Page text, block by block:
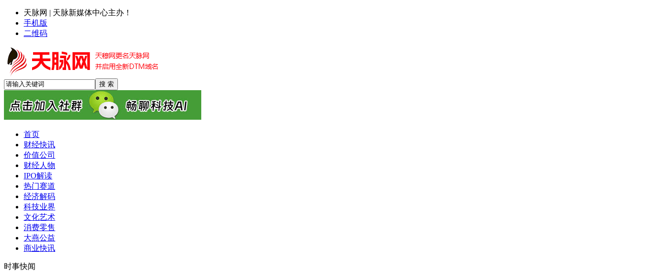
天脉网 | 天脉新媒体中心主办！
手机版
二维码
首页
财经快讯
价值公司
财经人物
IPO解读
热门赛道
经济解码
科技业界
文化艺术
消费零售
大燕公益
商业快讯
时事快闻
马斯克12条破局法则：反常识思维，助你跳出平庸走向卓越
美国研究人员首次利用AI设计完整病毒基因组 开启治疗新篇但存生物安全隐忧